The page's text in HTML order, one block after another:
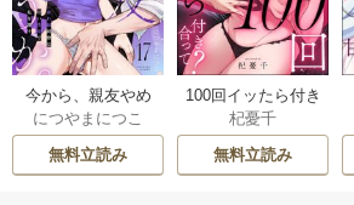
今から、親友やめ
ようか。～腐れ縁
同僚は甘い快楽で
私を壊す～
につやまにつこ
無料立読み
100回イッたら付き
合って？ 無愛想な
ライバル同期の溺
愛絶倫セックス
杞憂千
無料立読み